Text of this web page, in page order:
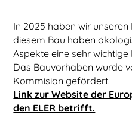
In 2025 haben wir
diesem Bau haben
Aspekte eine sehr wichtige
Das Bauvorhaben wurde
Kommision gefördert.
Link zur Website der
den ELER betrifft.